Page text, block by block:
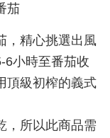
茄
，精心挑選出風
6小時至番茄收
頂級初榨的義式
，所以此商品需